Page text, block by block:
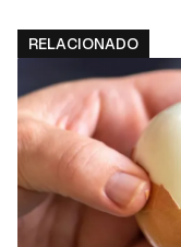
RELACIONADO